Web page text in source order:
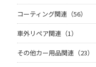
コーティング関連（56）
車外リペア関連（1）
その他カー用品関連（23）